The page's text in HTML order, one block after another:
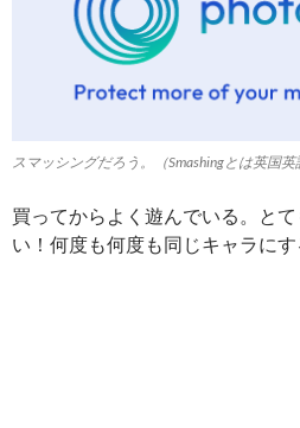
スマッシングだろう。（Smashingとは英国
買ってからよく遊んでいる。と
い！何度も何度も同じキャラにす